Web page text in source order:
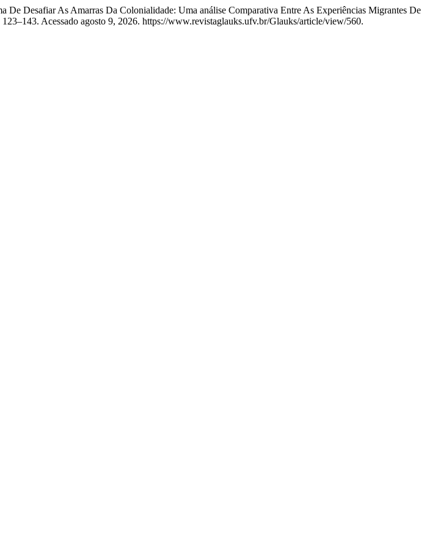
Desafiar As Amarras Da Colonialidade: Uma análise Comparativa Entre As Experiências Migrantes De
Acessado agosto 9, 2026. https://www.revistaglauks.ufv.br/Glauks/article/view/560.